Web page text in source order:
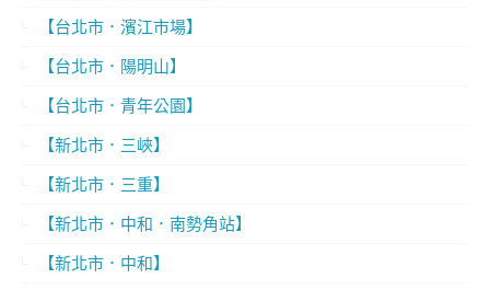
【台北市．濱江市場】
【台北市．陽明山】
【台北市．青年公園】
【新北市．三峽】
【新北市．三重】
【新北市．中和．南勢角站】
【新北市．中和】